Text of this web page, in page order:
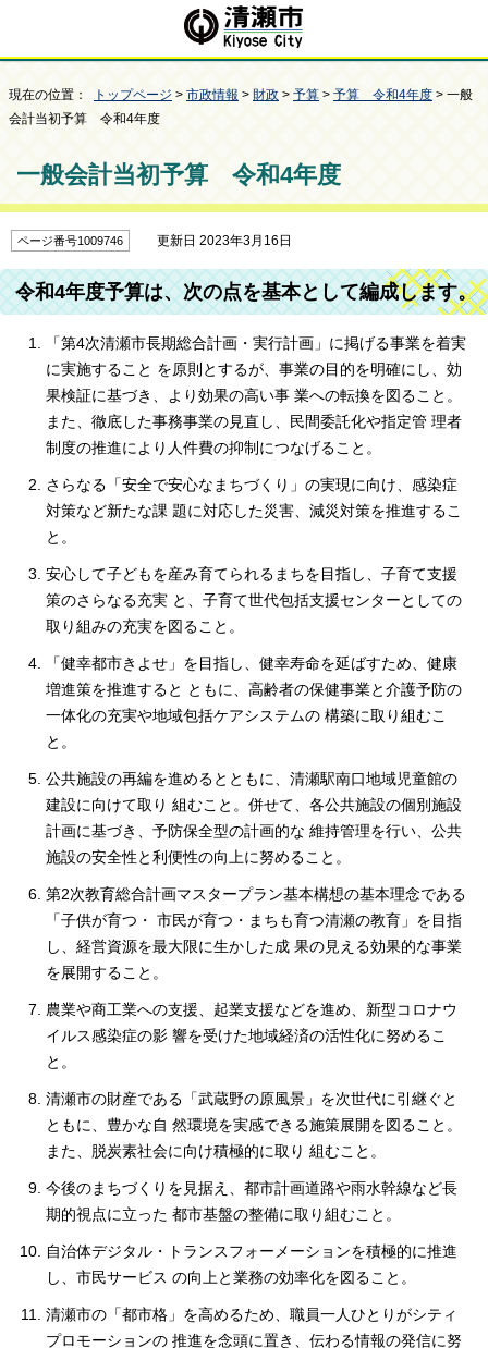
現在の位置： トップページ > 市政情報 > 財政 > 予算 > 予算 令和4年度 > 一般
会計当初予算 令和4年度
一般会計当初予算 令和4年度
ページ番号1009746 更新日 2023年3月16日
令和4年度予算は、次の点を基本として編成します。
「第4次清瀬市長期総合計画・実行計画」に掲げる事業を着実
に実施すること を原則とするが、事業の目的を明確にし、効
果検証に基づき、より効果の高い事 業への転換を図ること。
また、徹底した事務事業の見直し、民間委託化や指定管 理者
制度の推進により人件費の抑制につなげること。
さらなる「安全で安心なまちづくり」の実現に向け、感染症
対策など新たな課 題に対応した災害、減災対策を推進するこ
と。
安心して子どもを産み育てられるまちを目指し、子育て支援
策のさらなる充実 と、子育て世代包括支援センターとしての
取り組みの充実を図ること。
「健幸都市きよせ」を目指し、健幸寿命を延ばすため、健康
増進策を推進すると ともに、高齢者の保健事業と介護予防の
一体化の充実や地域包括ケアシステムの 構築に取り組むこ
と。
公共施設の再編を進めるとともに、清瀬駅南口地域児童館の
建設に向けて取り 組むこと。併せて、各公共施設の個別施設
計画に基づき、予防保全型の計画的な 維持管理を行い、公共
施設の安全性と利便性の向上に努めること。
第2次教育総合計画マスタープラン基本構想の基本理念である
「子供が育つ・ 市民が育つ・まちも育つ清瀬の教育」を目指
し、経営資源を最大限に生かした成 果の見える効果的な事業
を展開すること。
農業や商工業への支援、起業支援などを進め、新型コロナウ
イルス感染症の影 響を受けた地域経済の活性化に努めるこ
と。
清瀬市の財産である「武蔵野の原風景」を次世代に引継ぐと
ともに、豊かな自 然環境を実感できる施策展開を図ること。
また、脱炭素社会に向け積極的に取り 組むこと。
今後のまちづくりを見据え、都市計画道路や雨水幹線など長
期的視点に立った 都市基盤の整備に取り組むこと。
自治体デジタル・トランスフォーメーションを積極的に推進
し、市民サービス の向上と業務の効率化を図ること。
清瀬市の「都市格」を高めるため、職員一人ひとりがシティ
プロモーションの 推進を念頭に置き、伝わる情報の発信に努